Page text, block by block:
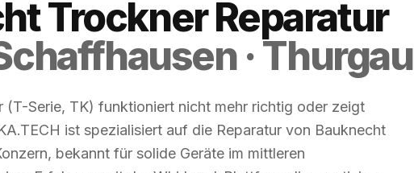
Trockner Reparatur
· Thurgau
(T-Serie, TK) funktioniert nicht mehr richtig oder zeigt
ist spezialisiert auf die Reparatur von Bauknecht
bekannt für solide Geräte im mittleren